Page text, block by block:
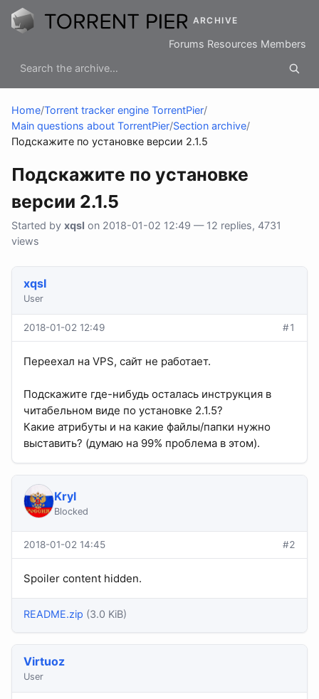
ARCHIVE
Forums Resources Members
Home/Torrent tracker engine TorrentPier/
Main questions about TorrentPier/Section archive/
Подскажите по установке версии 2.1.5
Подскажите по установке
версии 2.1.5
Started by xqsI on 2018-01-02 12:49 — 12 replies, 4731
views
xqsI
User
2018-01-02 12:49 #1
Переехал на VPS, сайт не работает.
Подскажите где-нибудь осталась инструкция в
читабельном виде по установке 2.1.5?
Какие атрибуты и на какие файлы/папки нужно
выставить? (думаю на 99% проблема в этом).
Kryl
Blocked
2018-01-02 14:45 #2
Spoiler content hidden.
README.zip (3.0 KiB)
Virtuoz
User